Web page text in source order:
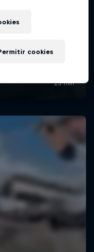
cookies